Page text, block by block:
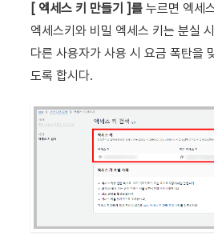
[ 엑세스 키 만들기 ]를 누르면 엑세
엑세스키와 비밀 엑세스 키는 분실
다른 사용자가 사용 시 요금 폭탄을
도록 합시다.